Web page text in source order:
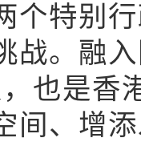
特别行
战。融
也是香
间、增